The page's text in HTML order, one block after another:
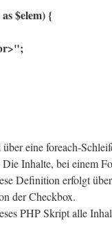
$elem) {
eine foreach-
Die Inhalte, bei einem
Definition erfolgt
der Checkbox.
PHP Skript alle